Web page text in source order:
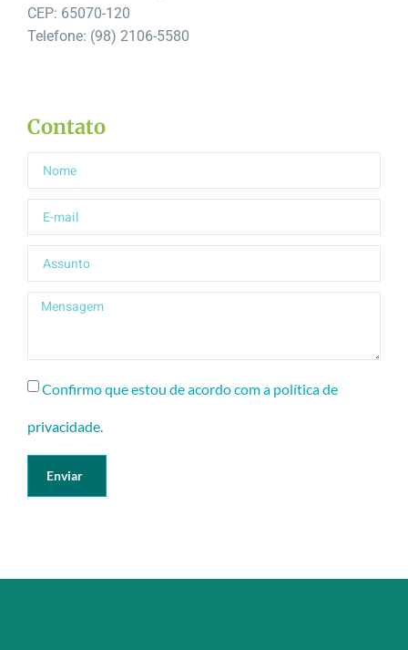
CEP: 65070-120
Telefone: (98) 2106-5580
Contato
Confirmo que estou de acordo com a política de
privacidade.
Enviar